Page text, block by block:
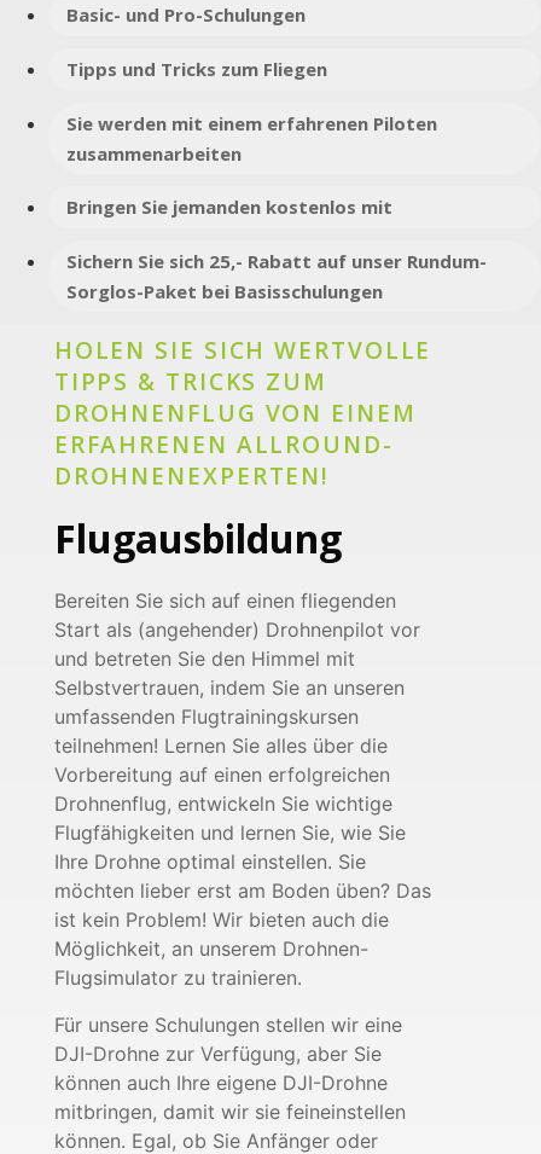
Basic- und Pro-Schulungen
Tipps und Tricks zum Fliegen
Sie werden mit einem erfahrenen Piloten
zusammenarbeiten
Bringen Sie jemanden kostenlos mit
Sichern Sie sich 25,- Rabatt auf unser Rundum-
Sorglos-Paket bei Basisschulungen
HOLEN SIE SICH WERTVOLLE
TIPPS & TRICKS ZUM
DROHNENFLUG VON EINEM
ERFAHRENEN ALLROUND-
DROHNENEXPERTEN!
Flugausbildung
Bereiten Sie sich auf einen fliegenden
Start als (angehender) Drohnenpilot vor
und betreten Sie den Himmel mit
Selbstvertrauen, indem Sie an unseren
umfassenden Flugtrainingskursen
teilnehmen! Lernen Sie alles über die
Vorbereitung auf einen erfolgreichen
Drohnenflug, entwickeln Sie wichtige
Flugfähigkeiten und lernen Sie, wie Sie
Ihre Drohne optimal einstellen. Sie
möchten lieber erst am Boden üben? Das
ist kein Problem! Wir bieten auch die
Möglichkeit, an unserem Drohnen-
Flugsimulator zu trainieren.
Für unsere Schulungen stellen wir eine
DJI-Drohne zur Verfügung, aber Sie
können auch Ihre eigene DJI-Drohne
mitbringen, damit wir sie feineinstellen
können. Egal, ob Sie Anfänger oder